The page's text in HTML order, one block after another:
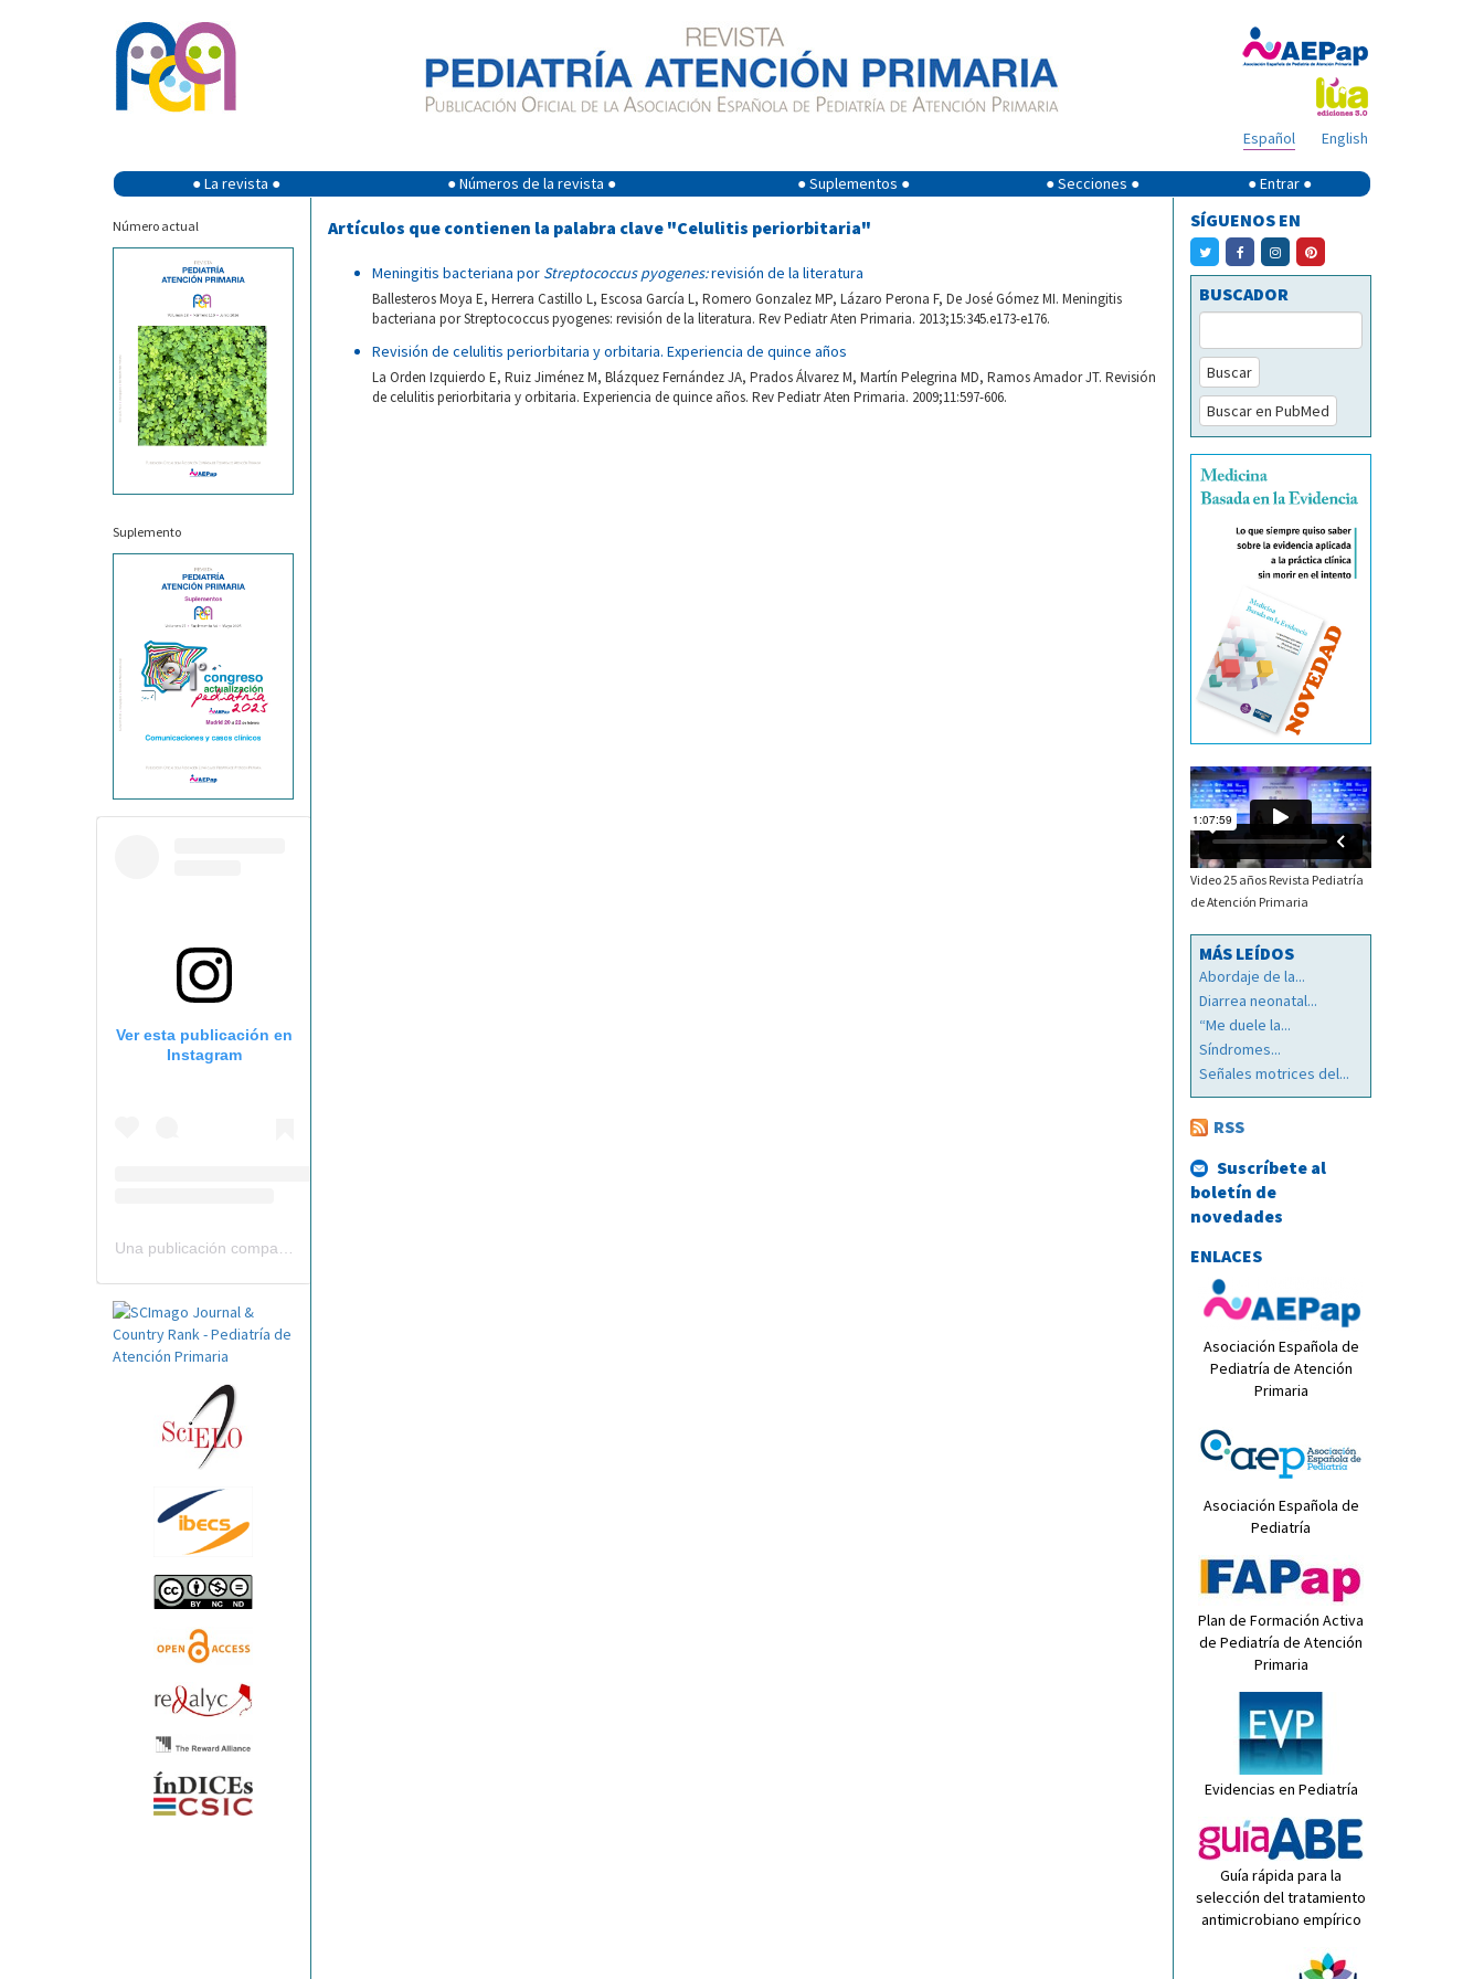
English
Español
● La revista ● ● Números de la revista ● ● Suplementos ● ● Secciones ● ● Entrar ●
Número actual
Suplemento
Ver esta publicación en
Instagram
Artículos que contienen la palabra clave "Celulitis periorbitaria"
Meningitis bacteriana por Streptococcus pyogenes:revisión de la literatura
Ballesteros Moya E, Herrera Castillo L, Escosa García L, Romero Gonzalez MP, Lázaro Perona F, De José Gómez MI. Meningitis
bacteriana por Streptococcus pyogenes: revisión de la literatura. Rev Pediatr Aten Primaria. 2013;15:345.e173-e176.
Revisión de celulitis periorbitaria y orbitaria. Experiencia de quince años
La Orden Izquierdo E, Ruiz Jiménez M, Blázquez Fernández JA, Prados Álvarez M, Martín Pelegrina MD, Ramos Amador JT. Revisión
de celulitis periorbitaria y orbitaria. Experiencia de quince años. Rev Pediatr Aten Primaria. 2009;11:597-606.
SÍGUENOS EN
BUSCADOR
Buscar
Buscar en PubMed
Video 25 años Revista Pediatría
de Atención Primaria
MÁS LEÍDOS
Abordaje de la...
Diarrea neonatal...
“Me duele la...
Síndromes...
Señales motrices del...
RSS
Suscríbete al
boletín de
novedades
ENLACES
Asociación Española de
Pediatría de Atención
Primaria
Asociación Española de
Pediatría
Plan de Formación Activa
de Pediatría de Atención
Primaria
Evidencias en Pediatría
Guía rápida para la
selección del tratamiento
antimicrobiano empírico